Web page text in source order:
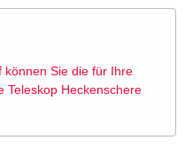
können Sie die für Ihre
Teleskop Heckenschere